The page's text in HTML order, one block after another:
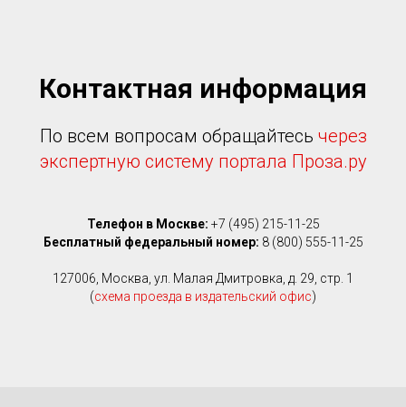
Контактная информация
По всем вопросам обращайтесь через
экспертную систему портала Проза.ру
Телефон в Москве: +7 (495) 215-11-25
Бесплатный федеральный номер: 8 (800) 555-11-25
127006, Москва, ул. Малая Дмитровка, д. 29, стр. 1
(схема проезда в издательский офис)